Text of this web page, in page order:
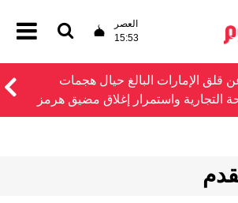
العصر
15:53
قلق الإمارات البالغ حيال هجمات
التجارية واستمرار إغلاق مضيق هرمز